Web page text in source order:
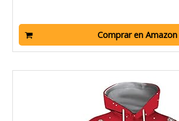
Comprar en Amazon